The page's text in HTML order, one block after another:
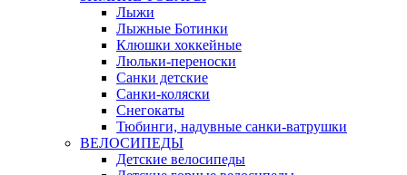
Лыжи
Лыжные Ботинки
Клюшки хоккейные
Люльки-переноски
Санки детские
Санки-коляски
Снегокаты
Тюбинги, надувные санки-ватрушки
ВЕЛОСИПЕДЫ
Детские велосипеды